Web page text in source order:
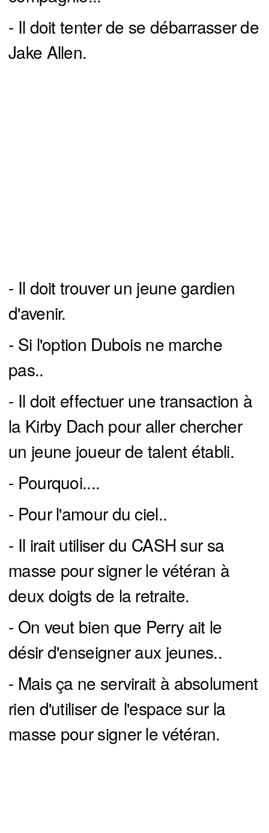
- Il doit tenter de se débarrasser de
Jake Allen.
- Il doit trouver un jeune gardien
d'avenir.
- Si l'option Dubois ne marche
pas..
- Il doit effectuer une transaction à
la Kirby Dach pour aller chercher
un jeune joueur de talent établi.
- Pourquoi....
- Pour l'amour du ciel..
- Il irait utiliser du CASH sur sa
masse pour signer le vétéran à
deux doigts de la retraite.
- On veut bien que Perry ait le
désir d'enseigner aux jeunes..
- Mais ça ne servirait à absolument
rien d'utiliser de l'espace sur la
masse pour signer le vétéran.